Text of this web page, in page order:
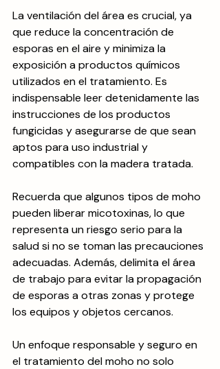
La ventilación del área es crucial, ya
que reduce la concentración de
esporas en el aire y minimiza la
exposición a productos químicos
utilizados en el tratamiento. Es
indispensable leer detenidamente las
instrucciones de los productos
fungicidas y asegurarse de que sean
aptos para uso industrial y
compatibles con la madera tratada.
Recuerda que algunos tipos de moho
pueden liberar micotoxinas, lo que
representa un riesgo serio para la
salud si no se toman las precauciones
adecuadas. Además, delimita el área
de trabajo para evitar la propagación
de esporas a otras zonas y protege
los equipos y objetos cercanos.
Un enfoque responsable y seguro en
el tratamiento del moho no solo